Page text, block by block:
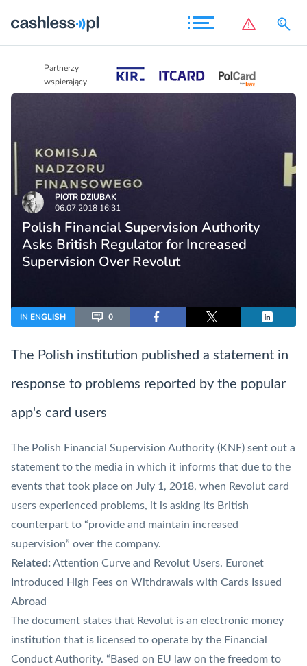
Partnerzy
wspierający
PIOTR DZIUBAK
06.07.2018 16:31
Polish Financial Supervision Authority
Asks British Regulator for Increased
Supervision Over Revolut
IN ENGLISH 0
The Polish institution published a statement in
response to problems reported by the popular
app's card users
The Polish Financial Supervision Authority (KNF) sent out a
statement to the media in which it informs that due to the
events that took place on July 1, 2018, when Revolut card
users experienced problems, it is asking its British
counterpart to “provide and maintain increased
supervision” over the company.
Related: Attention Curve and Revolut Users. Euronet
Introduced High Fees on Withdrawals with Cards Issued
Abroad
The document states that Revolut is an electronic money
institution that is licensed to operate by the Financial
Conduct Authority. “Based on EU law on the freedom to